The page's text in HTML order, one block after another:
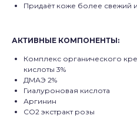
Придаёт коже более свежий
АКТИВНЫЕ КОМПОНЕНТЫ:
Комплекс органического
кислоты 3%
ДМАЭ 2%
Гиалуроновая кислота
Аргинин
СО2 экстракт розы